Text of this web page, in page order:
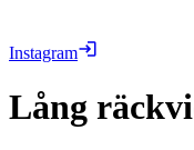
Instagram
Lång